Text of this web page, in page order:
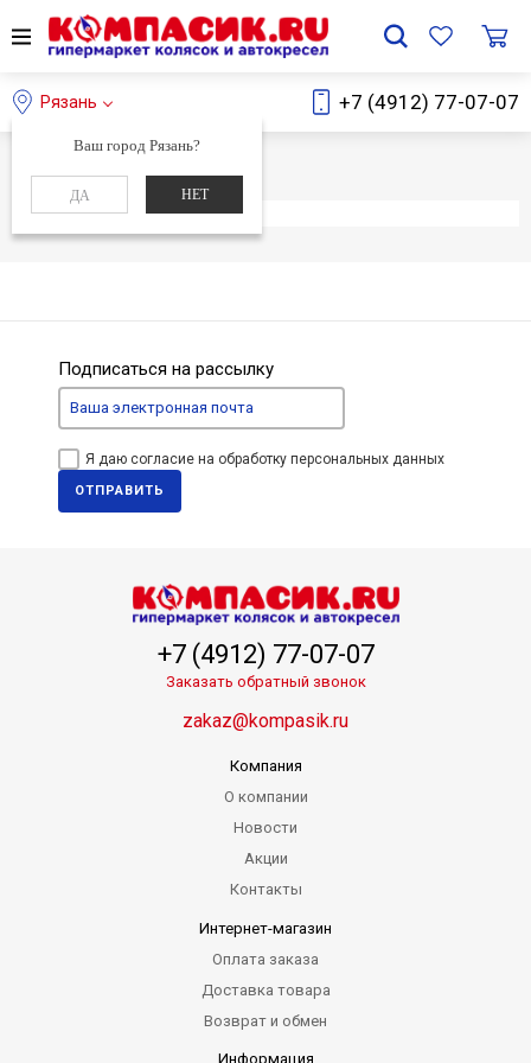
Рязань
Ваш город Рязань?
ДА НЕТ
+7 (4912) 77-07-07
Главная Каталог
Элемент не найден
Подписаться на рассылку
Я даю согласие на обработку персональных данных
ОТПРАВИТЬ
+7 (4912) 77-07-07
Заказать обратный звонок
zakaz@kompasik.ru
Компания
О компании
Новости
Акции
Контакты
Интернет-магазин
Оплата заказа
Доставка товара
Возврат и обмен
Информация